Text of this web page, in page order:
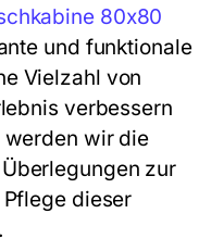
80x80
und funktionale
Vielzahl von
verbessern
werden wir die
zur
dieser